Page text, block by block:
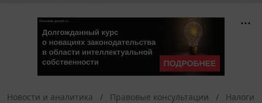
Новости и аналитика Правовые консультации
Налоги